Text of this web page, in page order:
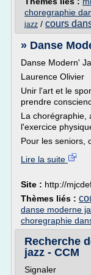
choregraphie
jazz / cours
» Danse
Danse Modern'
Laurence Olivier
Unir l'art et le
prendre
La chorégraphie,
l'exercice
Pour les seniors,
Lire la suite
Site : http://
Thèmes liés :
danse moderne
choregraphie
Recherche
jazz - CCM
Signaler